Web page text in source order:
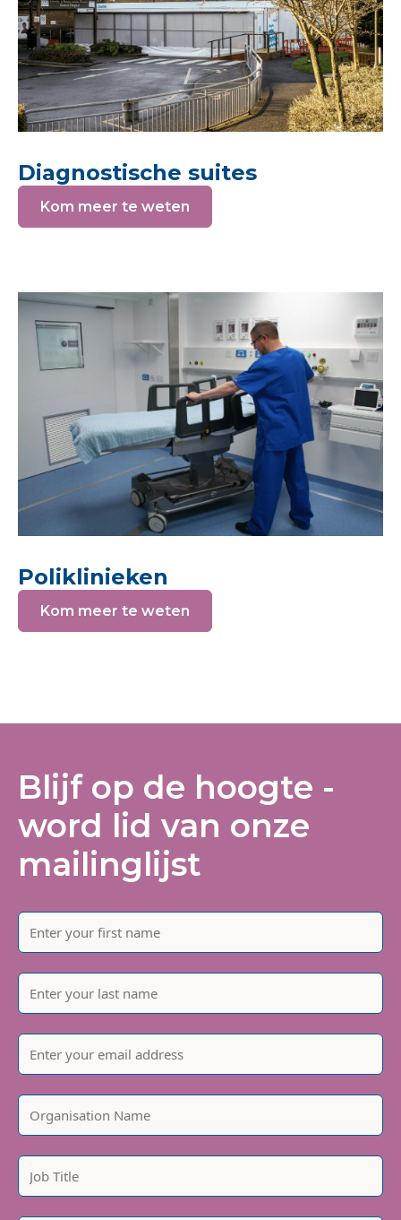
Diagnostische suites
Kom meer te weten
Poliklinieken
Kom meer te weten
Blijf op de hoogte -
word lid van onze
mailinglijst